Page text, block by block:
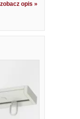
zobacz opis »